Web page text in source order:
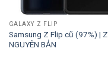
GALAXY Z FLIP
Samsung Z Flip cũ (97%) |
NGUYÊN BẢN